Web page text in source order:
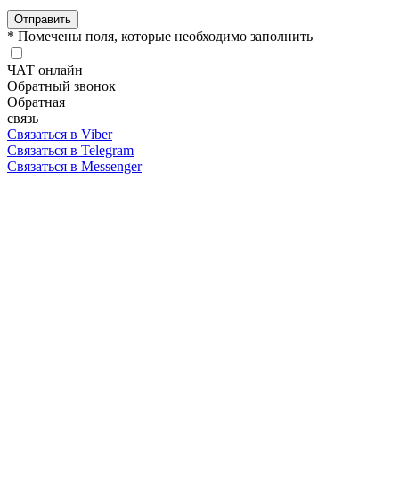
Отправить
* Помечены поля, которые необходимо заполнить
ЧАТ онлайн
Обратный звонок
Обратная
связь
Связаться в Viber
Связаться в Telegram
Связаться в Messenger